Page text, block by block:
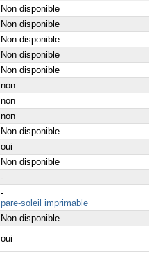
Non disponible
Non disponible
Non disponible
Non disponible
Non disponible
non
non
non
Non disponible
oui
Non disponible
-
-
pare-soleil imprimable
Non disponible
oui